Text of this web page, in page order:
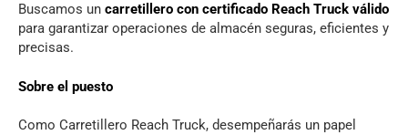
Buscamos un carretillero con certificado Reach Truck válido
para garantizar operaciones de almacén seguras, eficientes y
precisas.
Sobre el puesto
Como Carretillero Reach Truck, desempeñarás un papel